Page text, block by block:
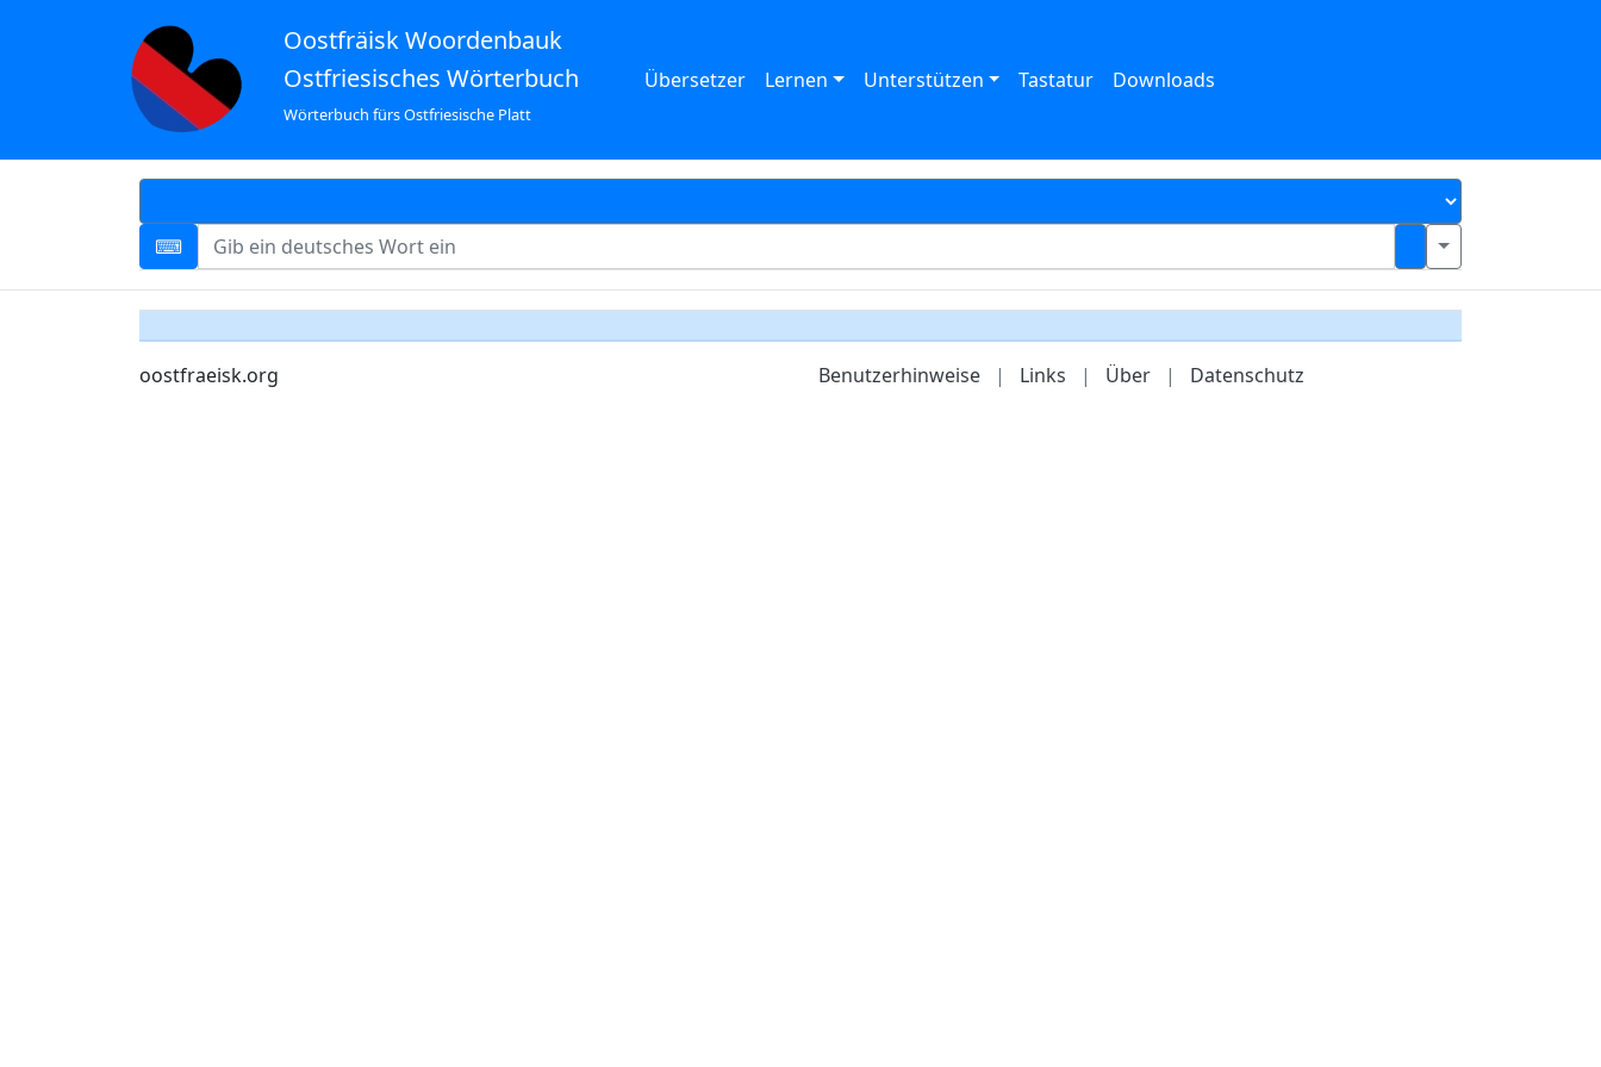
Oostfräisk Woordenbauk
Ostfriesisches Wörterbuch
Wörterbuch fürs Ostfriesische Platt
Übersetzer Lernen Unterstützen Tastatur Downloads
oostfraeisk.org Benutzerhinweise | Links | Über | Datenschutz